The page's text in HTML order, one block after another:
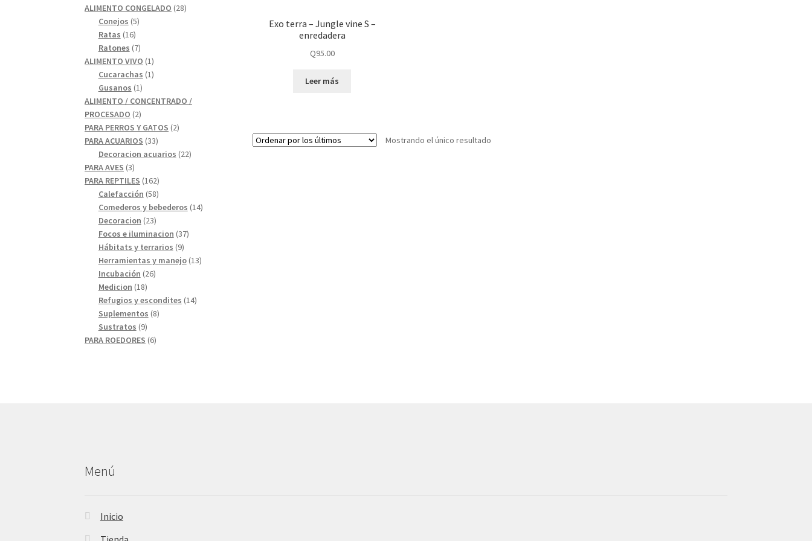
Exo terra – Jungle vine S –
enredadera
Q95.00
Leer más
Mostrando el único resultado
ALIMENTO CONGELADO 2828
Conejos 55
Ratas 1616
productos
Ratones 77
productos
ALIMENTO VIVO 11
producto
Cucarachas 11
Gusanos 11
producto
ALIMENTO / CONCENTRADO /
PROCESADO 22
productos
PARA PERROS Y GATOS 22
PARA ACUARIOS 3333
productos
Decoracion acuarios 2222
PARA AVES 33
productos
PARA REPTILES 162162
productos
Calefacción 5858
productos
Comederos y bebederos 1414
Decoracion 2323
productos
Focos e iluminacion 3737
Hábitats y terrarios 99
productos
Herramientas y manejo 1313
Incubación 2626
Medicion 1818
productos
Refugios y escondites 1414
Suplementos 88
Sustratos 99
productos
PARA ROEDORES 66
Menú
Inicio